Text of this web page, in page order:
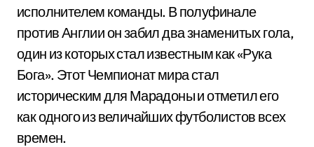
исполнителем команды. В полуфинале
против Англии он забил два знаменитых гола,
один из которых стал известным как «Рука
Бога». Этот Чемпионат мира стал
историческим для Марадоны и отметил его
как одного из величайших футболистов всех
времен.